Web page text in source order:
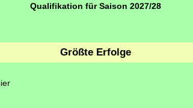
Qualifikation für Saison 2027/28
Größte Erfolge